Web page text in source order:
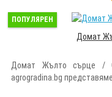
ПОПУЛЯРЕН
Домат
Домат Жълто сърце /
agrogradina.bg